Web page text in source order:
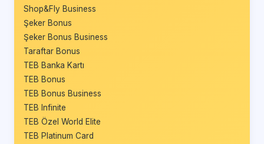
Shop&Fly Business
Şeker Bonus
Şeker Bonus Business
Taraftar Bonus
TEB Banka Kartı
TEB Bonus
TEB Bonus Business
TEB Infinite
TEB Özel World Elite
TEB Platinum Card